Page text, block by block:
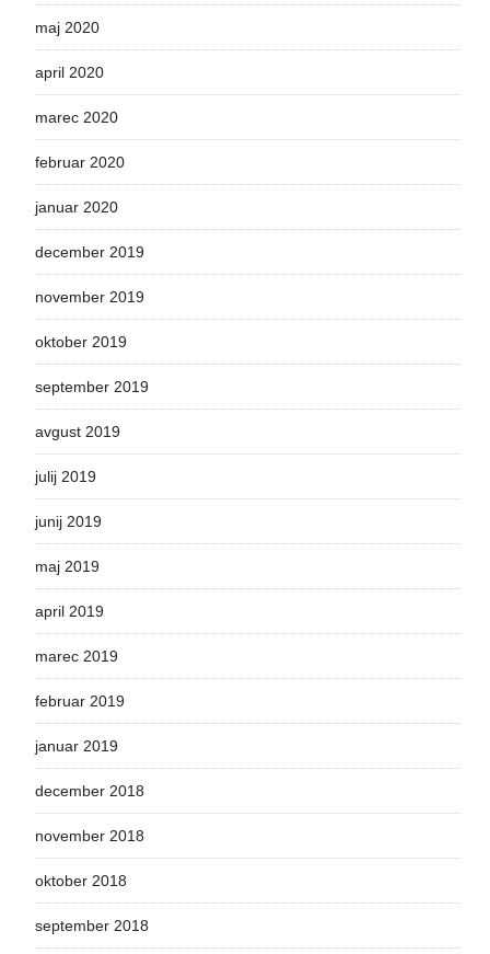
maj 2020
april 2020
marec 2020
februar 2020
januar 2020
december 2019
november 2019
oktober 2019
september 2019
avgust 2019
julij 2019
junij 2019
maj 2019
april 2019
marec 2019
februar 2019
januar 2019
december 2018
november 2018
oktober 2018
september 2018